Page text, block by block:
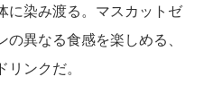
に染み渡る。マスカットゼ
異なる食感を楽しめる、
ンクだ。